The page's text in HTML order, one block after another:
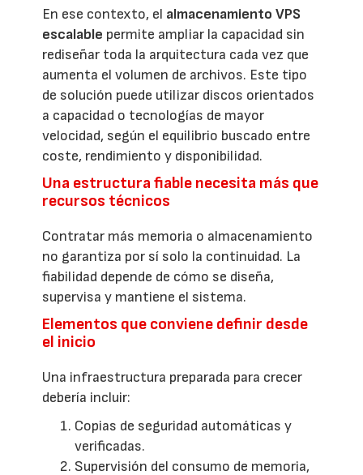
En ese contexto, el almacenamiento VPS
escalable permite ampliar la capacidad sin
rediseñar toda la arquitectura cada vez que
aumenta el volumen de archivos. Este tipo
de solución puede utilizar discos orientados
a capacidad o tecnologías de mayor
velocidad, según el equilibrio buscado entre
coste, rendimiento y disponibilidad.
Una estructura fiable necesita más que
recursos técnicos
Contratar más memoria o almacenamiento
no garantiza por sí solo la continuidad. La
fiabilidad depende de cómo se diseña,
supervisa y mantiene el sistema.
Elementos que conviene definir desde
el inicio
Una infraestructura preparada para crecer
debería incluir:
Copias de seguridad automáticas y
verificadas.
Supervisión del consumo de memoria,